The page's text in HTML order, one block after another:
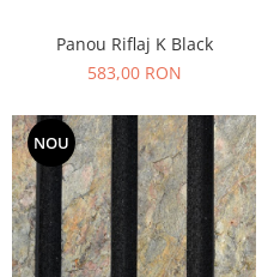
Panou Riflaj K Black
583,00 RON
NOU